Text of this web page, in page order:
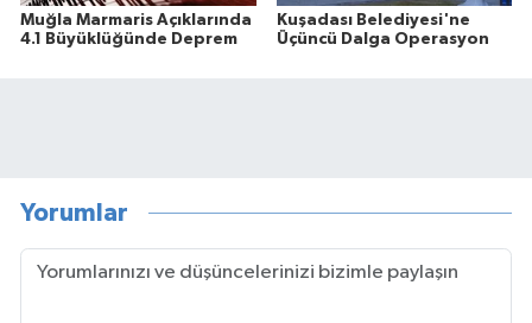
Muğla Marmaris Açıklarında
4.1 Büyüklüğünde Deprem
Kuşadası Belediyesi'ne
Üçüncü Dalga Operasyon
Yorumlar